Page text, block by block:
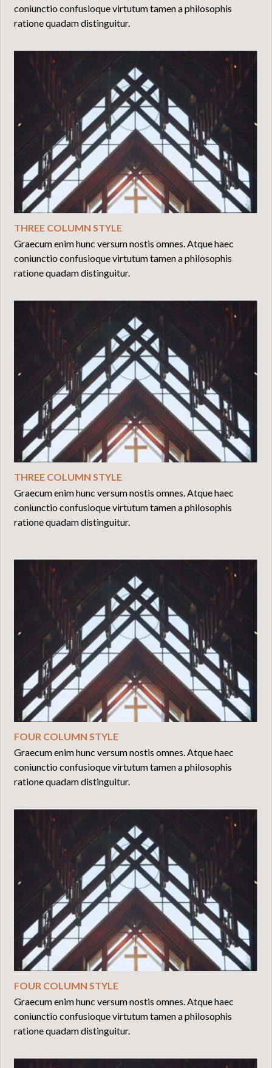
coniunctio confusioque virtutum tamen a philosophis
ratione quadam distinguitur.
THREE COLUMN STYLE
Graecum enim hunc versum nostis omnes. Atque haec
coniunctio confusioque virtutum tamen a philosophis
ratione quadam distinguitur.
THREE COLUMN STYLE
Graecum enim hunc versum nostis omnes. Atque haec
coniunctio confusioque virtutum tamen a philosophis
ratione quadam distinguitur.
FOUR COLUMN STYLE
Graecum enim hunc versum nostis omnes. Atque haec
coniunctio confusioque virtutum tamen a philosophis
ratione quadam distinguitur.
FOUR COLUMN STYLE
Graecum enim hunc versum nostis omnes. Atque haec
coniunctio confusioque virtutum tamen a philosophis
ratione quadam distinguitur.